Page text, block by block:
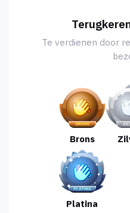
Te verdienen door
Brons
Platina